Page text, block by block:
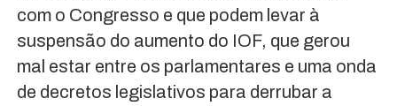
com o Congresso e que podem levar à
suspensão do aumento do IOF, que gerou
mal estar entre os parlamentares e uma onda
de decretos legislativos para derrubar a